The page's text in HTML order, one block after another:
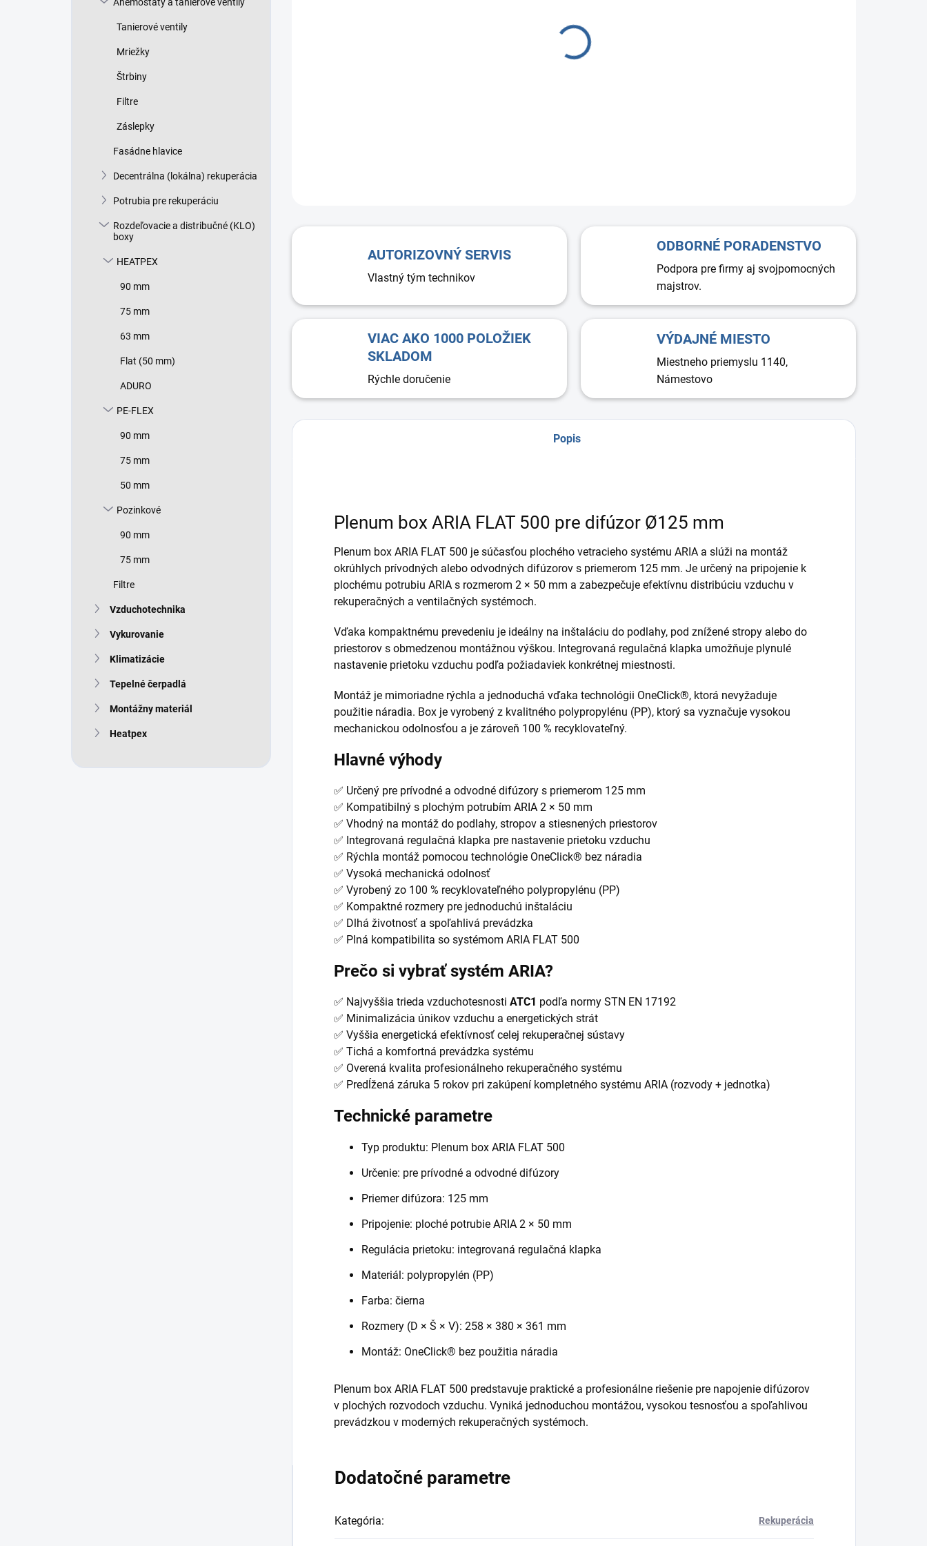
Tanierové ventily
Mriežky
Štrbiny
Filtre
Záslepky
Fasádne hlavice
Decentrálna (lokálna) rekuperácia
Potrubia pre rekuperáciu
Rozdeľovacie a distribučné (KLO)
boxy
HEATPEX
90 mm
75 mm
63 mm
Flat (50 mm)
ADURO
PE-FLEX
90 mm
75 mm
50 mm
Pozinkové
90 mm
75 mm
Filtre
Vzduchotechnika
Vykurovanie
Klimatizácie
Tepelné čerpadlá
Montážny materiál
Heatpex
Plenum box ARIA FLAT 500 je súčasťou plochého vetracieho
AUTORIZOVNÝ SERVIS
Vlastný tým technikov
ODBORNÉ PORADENSTVO
Podpora pre firmy aj svojpomocných
majstrov.
VIAC AKO 1000 POLOŽIEK
SKLADOM
Rýchle doručenie
VÝDAJNÉ MIESTO
Miestneho priemyslu 1140,
Námestovo
Popis
Plenum box ARIA FLAT 500 pre difúzor Ø125 mm
Plenum box ARIA FLAT 500 je súčasťou plochého vetracieho systému ARIA a slúži na montáž
okrúhlych prívodných alebo odvodných difúzorov s priemerom 125 mm. Je určený na pripojenie k
plochému potrubiu ARIA s rozmerom 2 × 50 mm a zabezpečuje efektívnu distribúciu vzduchu v
rekuperačných a ventilačných systémoch.
Vďaka kompaktnému prevedeniu je ideálny na inštaláciu do podlahy, pod znížené stropy alebo do
priestorov s obmedzenou montážnou výškou. Integrovaná regulačná klapka umožňuje plynulé
nastavenie prietoku vzduchu podľa požiadaviek konkrétnej miestnosti.
Montáž je mimoriadne rýchla a jednoduchá vďaka technológii OneClick®, ktorá nevyžaduje
použitie náradia. Box je vyrobený z kvalitného polypropylénu (PP), ktorý sa vyznačuje vysokou
mechanickou odolnosťou a je zároveň 100 % recyklovateľný.
Hlavné výhody
✅ Určený pre prívodné a odvodné difúzory s priemerom 125 mm
✅ Kompatibilný s plochým potrubím ARIA 2 × 50 mm
✅ Vhodný na montáž do podlahy, stropov a stiesnených priestorov
✅ Integrovaná regulačná klapka pre nastavenie prietoku vzduchu
✅ Rýchla montáž pomocou technológie OneClick® bez náradia
✅ Vysoká mechanická odolnosť
✅ Vyrobený zo 100 % recyklovateľného polypropylénu (PP)
✅ Kompaktné rozmery pre jednoduchú inštaláciu
✅ Dlhá životnosť a spoľahlivá prevádzka
✅ Plná kompatibilita so systémom ARIA FLAT 500
Prečo si vybrať systém ARIA?
✅ Najvyššia trieda vzduchotesnosti ATC1 podľa normy STN EN 17192
✅ Minimalizácia únikov vzduchu a energetických strát
✅ Vyššia energetická efektívnosť celej rekuperačnej sústavy
✅ Tichá a komfortná prevádzka systému
✅ Overená kvalita profesionálneho rekuperačného systému
✅ Predĺžená záruka 5 rokov pri zakúpení kompletného systému ARIA (rozvody + jednotka)
Technické parametre
Typ produktu: Plenum box ARIA FLAT 500
Určenie: pre prívodné a odvodné difúzory
Priemer difúzora: 125 mm
Pripojenie: ploché potrubie ARIA 2 × 50 mm
Regulácia prietoku: integrovaná regulačná klapka
Materiál: polypropylén (PP)
Farba: čierna
Rozmery (D × Š × V): 258 × 380 × 361 mm
Montáž: OneClick® bez použitia náradia
Plenum box ARIA FLAT 500 predstavuje praktické a profesionálne riešenie pre napojenie difúzorov
v plochých rozvodoch vzduchu. Vyniká jednoduchou montážou, vysokou tesnosťou a spoľahlivou
prevádzkou v moderných rekuperačných systémoch.
Dodatočné parametre
Kategória: Rekuperácia